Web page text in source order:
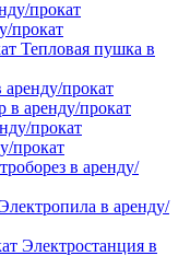
прокат
Тепловая пушка в
прокат
в аренду/прокат
прокат
в аренду/
в аренду/
Электростанция в